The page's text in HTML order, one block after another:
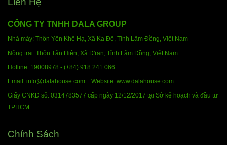
CÔNG TY TNHH DALA GROUP
Nhà máy: Thôn Yên Khê Hạ, Xã Ka Đô, Tỉnh Lâm Đồng, Việt Nam
Nông trại: Thôn Tân Hiên, Xã D'ran, Tỉnh Lâm Đồng, Việt Nam
Hotline: 19008978 - (+84) 918 241 066
Email: info@dalahouse.com Website: www.dalahouse.com
Giấy CNKD số: 0314783577 cấp ngày 12/12/2017 tại Sở kế hoạch và đầu tư
TPHCM
Chính Sách